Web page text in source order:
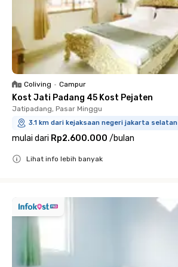
Coliving • Campur
Kost Jati Padang 45 Kost Pejaten
Jatipadang, Pasar Minggu
3.1 km dari kejaksaan negeri jakarta selatan
mulai dari Rp2.600.000 /bulan
Lihat info lebih banyak